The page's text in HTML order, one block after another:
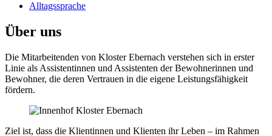
Alltagssprache
Über uns
Die Mitarbeitenden von Kloster Ebernach verstehen sich in erster
Linie als Assistentinnen und Assistenten der Bewohnerinnen und
Bewohner, die deren Vertrauen in die eigene Leistungsfähigkeit
fördern.
Ziel ist, dass die Klientinnen und Klienten ihr Leben – im Rahmen